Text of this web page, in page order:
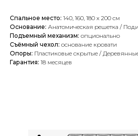
Спальное место: 140, 160, 180 х 200 см
Основание: Анатомическая решетка /
Подъемный механизм: опционально
Съёмный чехол: основание кровати
Опоры: Пластиковые скрытые /
Гарантия: 18 месяцев